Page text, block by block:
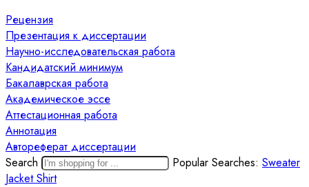
Рецензия
Презентация к диссертации
Научно-исследовательская работа
Кандидатский минимум
Бакалаврская работа
Академическое эссе
Аттестационная работа
Аннотация
Автореферат диссертации
Search
Popular Searches: Sweater
JacketShirt